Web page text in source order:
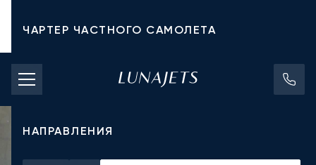
ЧАРТЕР ЧАСТНОГО САМОЛЕТА
СТОИМОСТЬ ЧАРТЕРА
ЧАСТНЫЕ САМОЛЕТЫ
НАПРАВЛЕНИЯ